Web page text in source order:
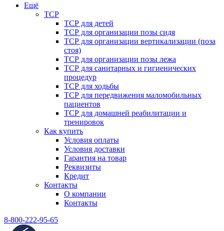
Ещё
ТСР
ТСР для детей
ТСР для организации позы сидя
ТСР для организации вертикализации (поза
стоя)
ТСР для организации позы лежа
ТСР для санитарных и гигиенических
процедур
ТСР для ходьбы
ТСР для передвижения маломобильных
пациентов
ТСР для домашней реабилитации и
тренировок
Как купить
Условия оплаты
Условия доставки
Гарантия на товар
Реквизиты
Кредит
Контакты
О компании
Контакты
8-800-222-95-65